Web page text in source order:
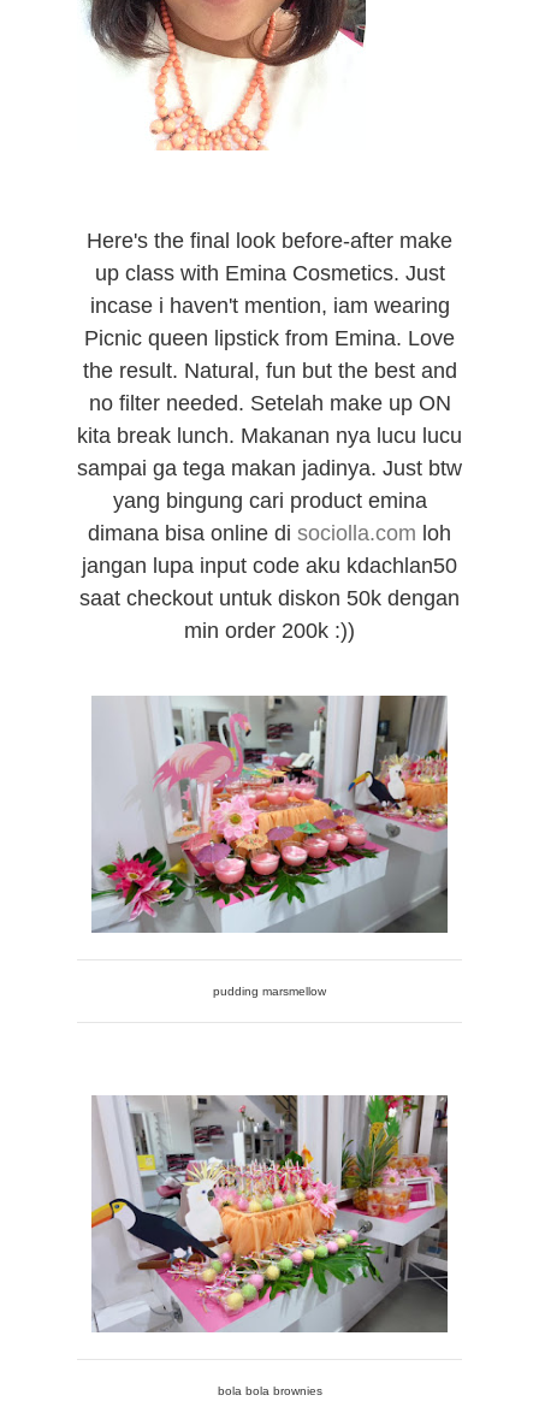
Here's the final look before-after make
up class with Emina Cosmetics. Just
incase i haven't mention, iam wearing
Picnic queen lipstick from Emina. Love
the result. Natural, fun but the best and
no filter needed. Setelah make up ON
kita break lunch. Makanan nya lucu lucu
sampai ga tega makan jadinya. Just btw
yang bingung cari product emina
dimana bisa online di sociolla.com loh
jangan lupa input code aku kdachlan50
saat checkout untuk diskon 50k dengan
min order 200k :))
pudding marsmellow
bola bola brownies